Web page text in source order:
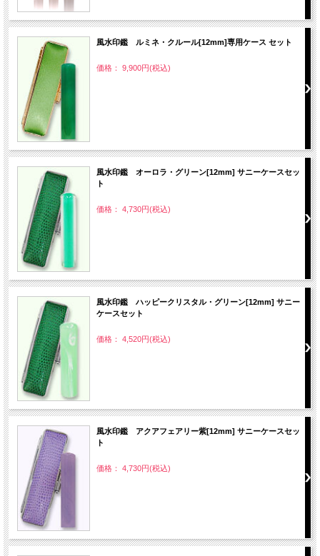
風水印鑑 ルミネ・クルール[12mm]専用ケース セット
価格： 9,900円(税込)
風水印鑑 オーロラ・グリーン[12mm] サニーケースセッ
ト
価格： 4,730円(税込)
風水印鑑 ハッピークリスタル・グリーン[12mm] サニー
ケースセット
価格： 4,520円(税込)
風水印鑑 アクアフェアリー紫[12mm] サニーケースセッ
ト
価格： 4,730円(税込)